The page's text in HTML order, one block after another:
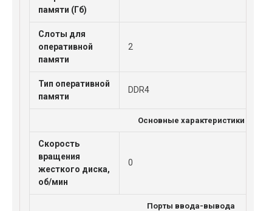
памяти (Гб)
Слоты для
оперативной
памяти
2
Тип оперативной
памяти
DDR4
Основные характеристики
Скорость
вращения
жесткого диска,
об/мин
0
Порты ввода-вывода